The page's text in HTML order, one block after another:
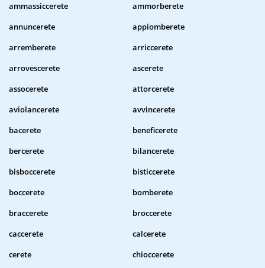
ammassiccerete
ammorberete
annuncerete
appiomberete
arremberete
arriccerete
arrovescerete
ascerete
assocerete
attorcerete
aviolancerete
avvincerete
bacerete
beneficerete
bercerete
bilancerete
bisboccerete
bisticcerete
boccerete
bomberete
braccerete
broccerete
caccerete
calcerete
cerete
chioccerete